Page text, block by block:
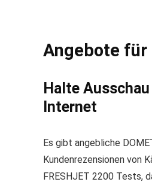
Angebote für
Halte
Internet
Es gibt angebliche
Kundenrezensionen von
FRESHJET 2200 Tests,